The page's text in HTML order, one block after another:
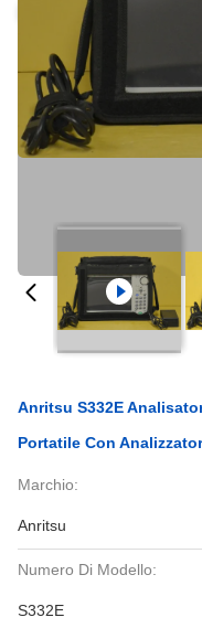
Anritsu S332E
Portatile Con
Marchio:
Anritsu
Numero Di Modello:
S332E